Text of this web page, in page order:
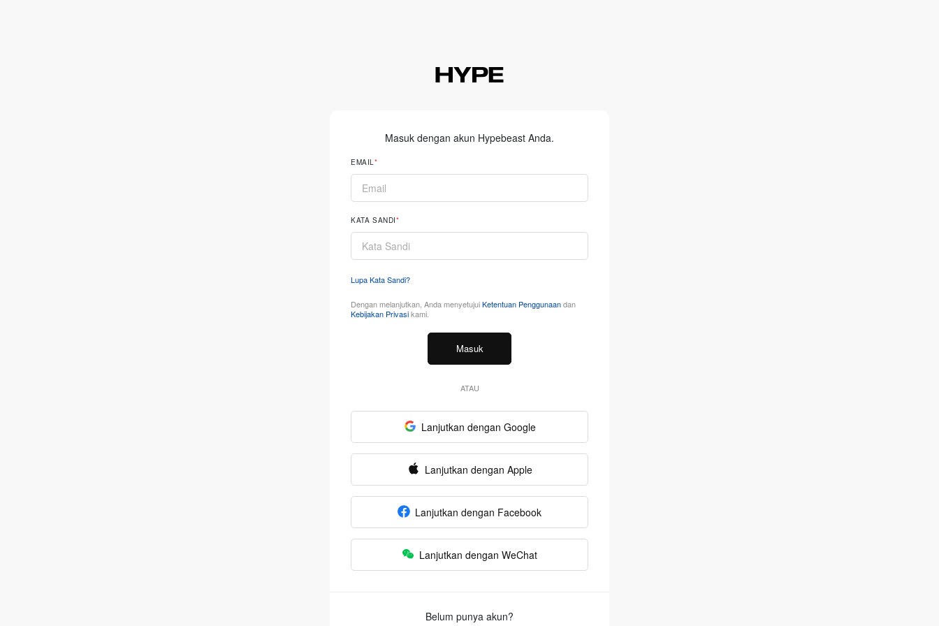
Masuk dengan akun Hypebeast Anda.
EMAIL
KATA SANDI
Lupa Kata Sandi?
Dengan melanjutkan, Anda menyetujuiKetentuan Penggunaandan
Kebijakan Privasikami.
Masuk
ATAU
Lanjutkan dengan Google
Lanjutkan dengan Apple
Lanjutkan dengan Facebook
Lanjutkan dengan WeChat
Belum punya akun?